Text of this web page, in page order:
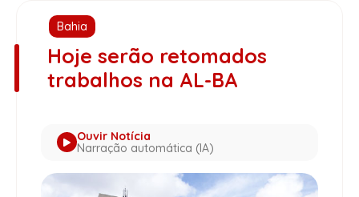
Bahia
Hoje serão retomados
trabalhos na AL-BA
Ouvir Notícia
Narração automática (IA)